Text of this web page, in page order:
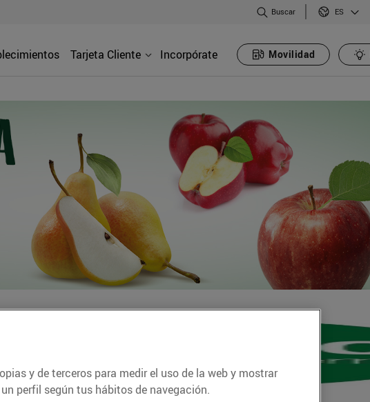
Buscar ES
Tarjeta Cliente Incorpórate Movilidad
y de terceros para medir el uso de la web y mostrar
perfil según tus hábitos de navegación.